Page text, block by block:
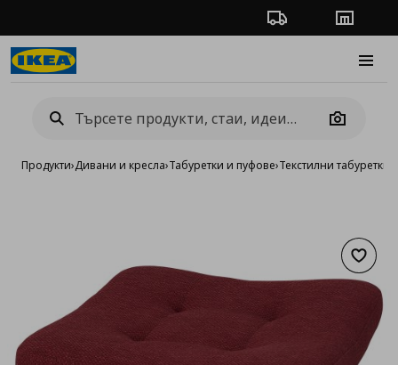
Проследяване на
Camera
Продукти›Дивани и кресла›Табуретки и пуфове›Текстилни табуретки